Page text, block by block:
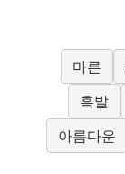
마른
흑발
아름다운